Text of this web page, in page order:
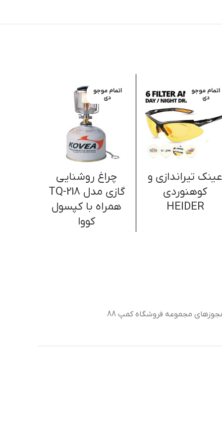
اتمام موجو
دی
عینک تیراندازی و
کوهنوردی
HEIDER
اتمام موجو
دی
چراغ روشنایی
گازی مدل TQ-218
همراه با کپسول
کووا
مجموعه فروشگاه کمپ 88